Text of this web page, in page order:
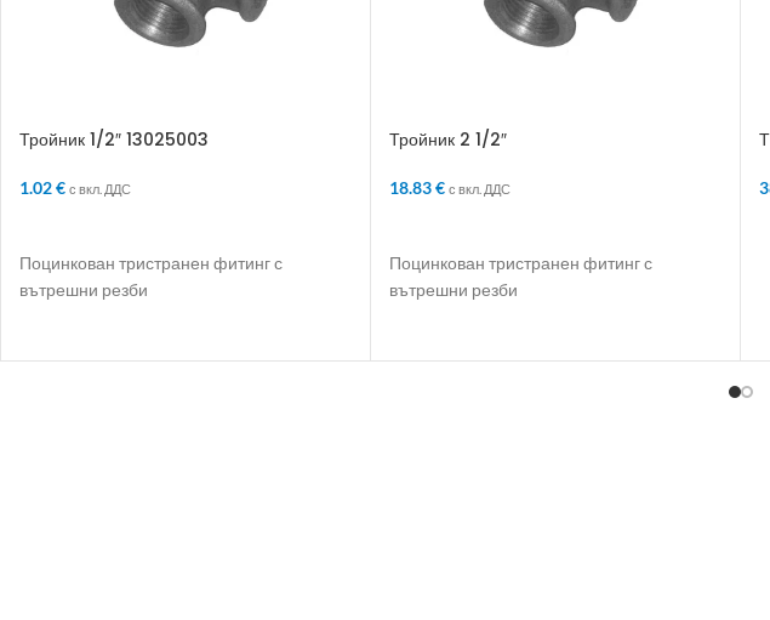
Тройник 1/2″ 13025003
1.02€ с вкл. ДДС
Поцинкован тристранен фитинг с
вътрешни резби
Тройник 2 1/2″
18.83€ с вкл. ДДС
Поцинкован тристранен фитинг с
вътрешни резби